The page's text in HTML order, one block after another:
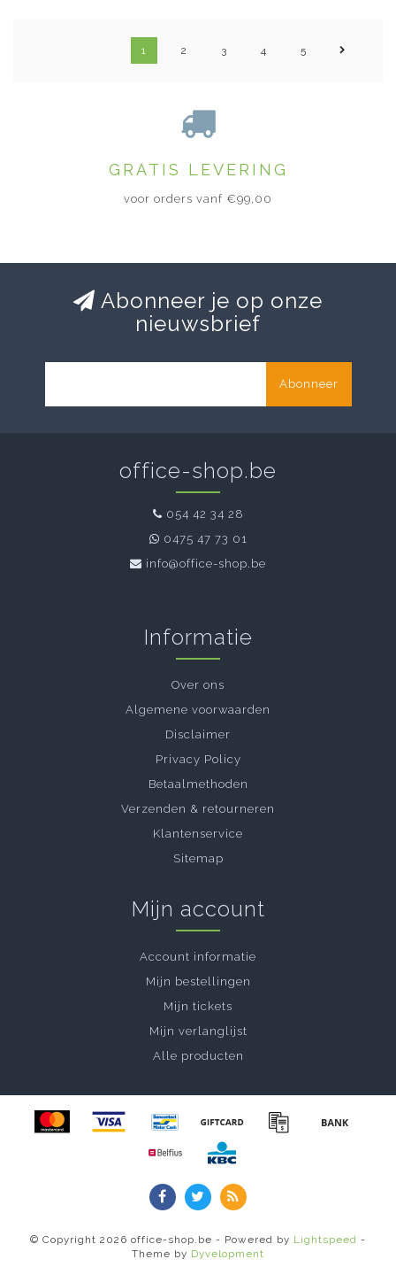
1 2 3 4 5
GRATIS LEVERING
voor orders vanf €99,00
Abonneer je op onze
nieuwsbrief
Abonneer
office-shop.be
054 42 34 28
0475 47 73 01
info@office-shop.be
Informatie
Over ons
Algemene voorwaarden
Disclaimer
Privacy Policy
Betaalmethoden
Verzenden & retourneren
Klantenservice
Sitemap
Mijn account
Account informatie
Mijn bestellingen
Mijn tickets
Mijn verlanglijst
Alle producten
© Copyright 2026 office-shop.be - Powered by Lightspeed -
Theme by Dyvelopment